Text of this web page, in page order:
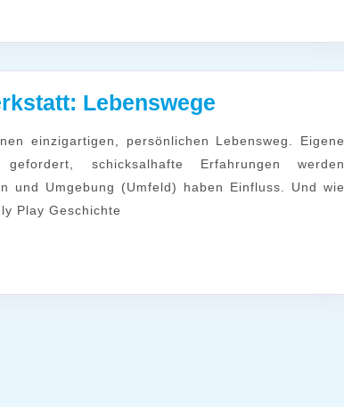
Lebenswege
Werkstatt:
Lebenswege
gefordert, schicksalhafte Erfahrungen werden
und Umgebung (Umfeld) haben Einfluss. Und wie
Play Geschichte